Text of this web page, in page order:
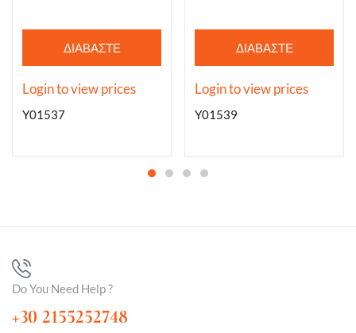
ΔΙΑΒΆΣΤΕ
ΠΕΡΙΣΣΌΤΕΡΑ
Login to view prices
Y01537
ΔΙΑΒΆΣΤΕ
ΠΕΡΙΣΣΌΤΕΡΑ
Login to view prices
Y01539
Do You Need Help ?
+30 2155252748